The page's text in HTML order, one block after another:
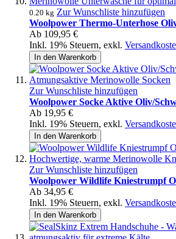
0.20 kg Zur Wunschliste hinzufügen
Woolpower Thermo-Unterhose
Ab 109,95 €
Inkl. 19% Steuern, exkl.
In den Warenkorb
Zur Wunschliste hinzufügen
Woolpower Socke Aktive Oliv/
Ab 19,95 €
Inkl. 19% Steuern, exkl.
In den Warenkorb
Zur Wunschliste hinzufügen
Woolpower Wildlife Kniestrumpf
Ab 34,95 €
Inkl. 19% Steuern, exkl.
In den Warenkorb